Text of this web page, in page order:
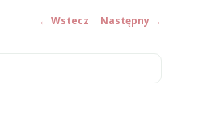
ZOBACZ
← Wstecz Następny →